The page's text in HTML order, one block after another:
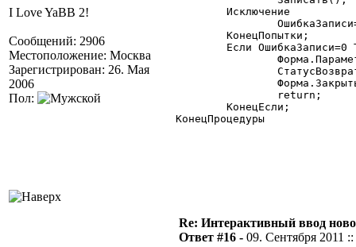
I Love YaBB 2!
Сообщений: 2906
Местоположение: Москва
Зарегистрирован: 26. Мая
2006
Пол:
КонецПроцедуры
Re: Интерактивный ввод
Ответ #16 - 09. Сентября 2011 ::